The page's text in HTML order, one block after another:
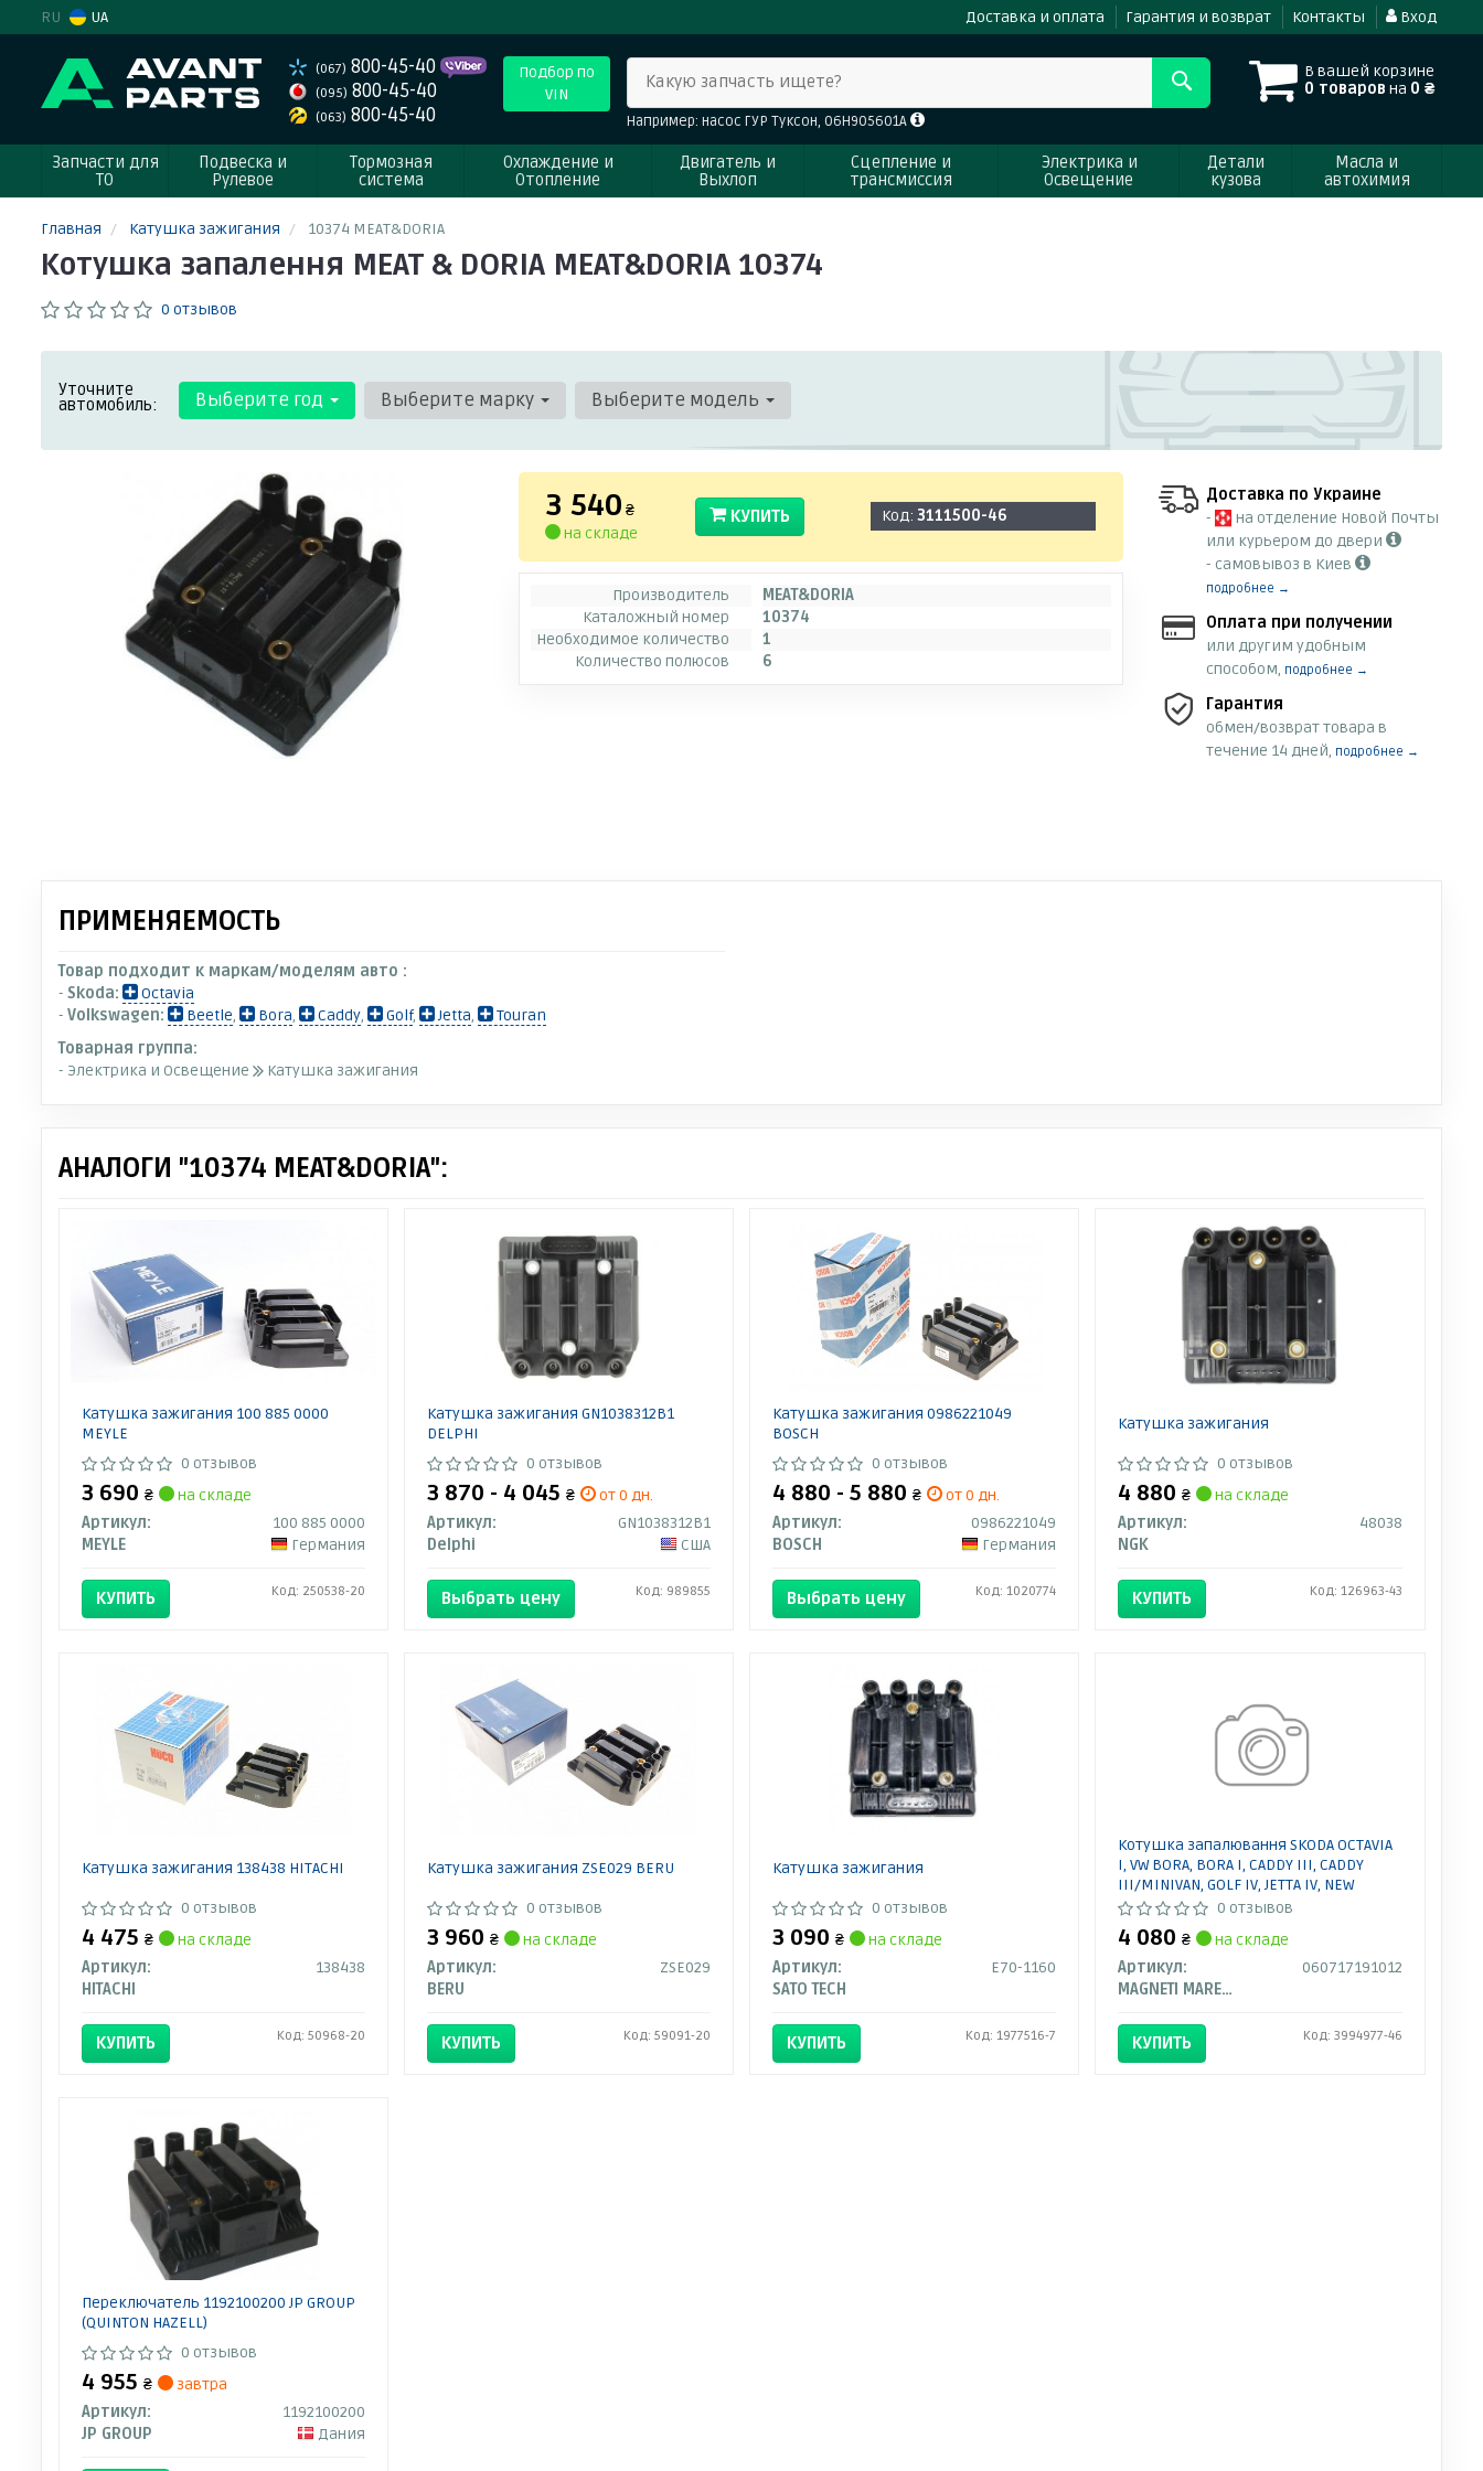
RU UA Доставка и оплата Гарантия и возврат Контакты Вход
(067) 800-45-40
(095) 800-45-40
(063) 800-45-40
Подбор по
VIN
В вашей корзине
0 товаров на 0 ₴
Какую запчасть ищете?
Например: насос ГУР Туксон, 06H905601A
Запчасти для
ТО
Подвеска и
Рулевое
Тормозная
система
Охлаждение и
Отопление
Двигатель и
Выхлоп
Сцепление и
трансмиссия
Электрика и
Освещение
Детали
кузова
Масла и
автохимия
Главная Катушка зажигания 10374 MEAT&DORIA
Котушка запалення MEAT & DORIA MEAT&DORIA 10374
0 отзывов
Уточните
автомобиль: Выберите год Выберите марку Выберите модель
3 540 ₴
на складе
КУПИТЬ Код:3111500-46
Производитель
MEAT&DORIA
Каталожный номер
10374
Необходимое количество
1
Количество полюсов
6
Доставка по Украине
-
на отделение Новой Почты
или курьером до двери
- самовывоз в Киев
подробнее →
Оплата при получении
или другим удобным
способом, подробнее →
Гарантия
обмен/возврат товара в
течение 14 дней, подробнее →
ПРИМЕНЯЕМОСТЬ
Товар подходит к маркам/моделям авто :
- Skoda:
Octavia
- Volkswagen: Beetle, Bora, Caddy, Golf, Jetta,
Touran
Товарная группа:
- Электрика и Освещение
Катушка зажигания
АНАЛОГИ "10374 MEAT&DORIA":
Катушка зажигания 100 885 0000
MEYLE
0 отзывов
3 690 ₴
на складе
Артикул:
100 885 0000
MEYLE
Германия
КУПИТЬ Код: 250538-20
Катушка зажигания GN1038312B1
DELPHI
0 отзывов
3 870 - 4 045 ₴
от 0 дн.
Артикул:
GN1038312B1
Delphi
США
Выбрать цену Код: 989855
Катушка зажигания 0986221049
BOSCH
0 отзывов
4 880 - 5 880 ₴
от 0 дн.
Артикул:
0986221049
BOSCH
Германия
Выбрать цену Код: 1020774
Катушка зажигания
0 отзывов
4 880₴
на складе
Артикул:
48038
NGK
КУПИТЬ Код: 126963-43
Катушка зажигания 138438 HITACHI
0 отзывов
4 475 ₴
на складе
Артикул:
138438
HITACHI
КУПИТЬ Код: 50968-20
Катушка зажигания ZSE029 BERU
0 отзывов
3 960 ₴
на складе
Артикул:
ZSE029
BERU
КУПИТЬ Код: 59091-20
Катушка зажигания
0 отзывов
3 090 ₴
на складе
Артикул:
E70-1160
SATO TECH
КУПИТЬ Код: 1977516-7
Котушка запалювання SKODA OCTAVIA
I, VW BORA, BORA I, CADDY III, CADDY
III/MINIVAN, GOLF IV, JETTA IV, NEW
BEETLE, TOURAN 2.0/2.0CNG/2.3 01.98-
0 отзывов
4 080₴
на складе
Артикул:
060717191012
MAGNETI MARELLI
КУПИТЬ Код: 3994977-46
Переключатель 1192100200 JP GROUP
(QUINTON HAZELL)
0 отзывов
4 955 ₴
завтра
Артикул:
1192100200
JP GROUP
Дания